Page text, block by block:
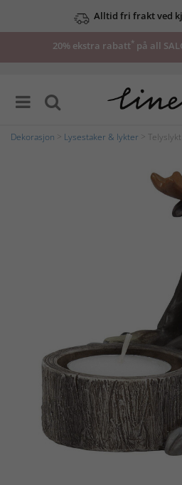
Alltid fri frakt ved
20% ekstra rabatt* på all
Dekorasjon Lysestaker & lykter >